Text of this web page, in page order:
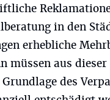
in den
erhebliche
müssen aus
des